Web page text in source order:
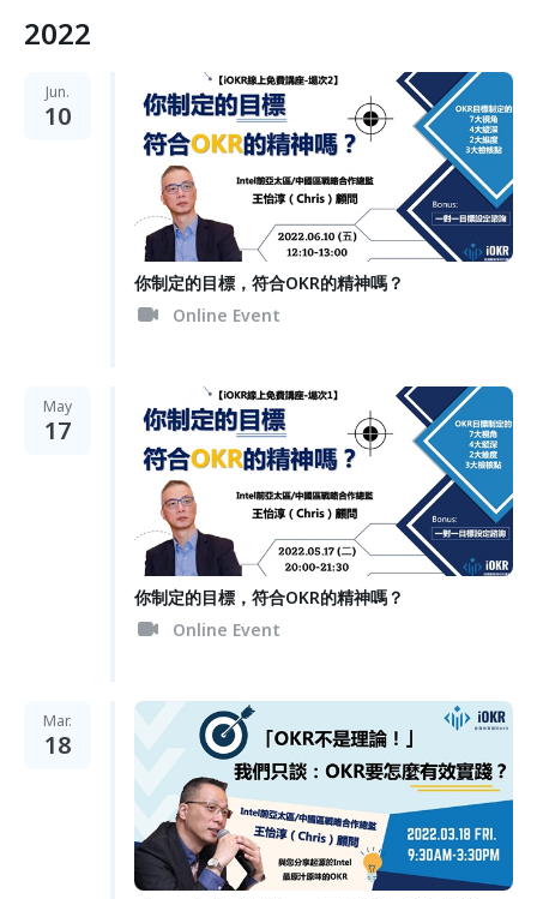
2022
Jun.
10
你制定的目標，符合OKR的精神嗎？
Online Event
May
17
你制定的目標，符合OKR的精神嗎？
Online Event
Mar.
18